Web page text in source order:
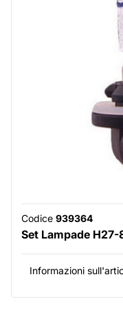
Codice 939364
Set Lampade H27-
Informazioni